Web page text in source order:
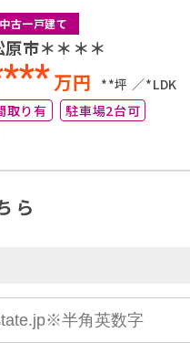
中古一戸建て
原市＊＊＊＊
万円 **坪
*LDK
取り有
駐車場2台可
ら